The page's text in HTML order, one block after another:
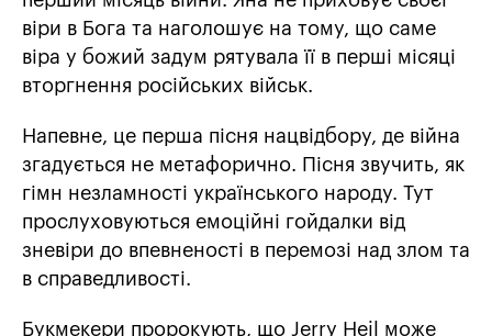
віри в Бога та наголошує на тому, що саме
віра у божий задум рятувала її в перші місяці
вторгнення російських військ.
Напевне, це перша пісня нацвідбору, де війна
згадується не метафорично. Пісня звучить, як
гімн незламності українського народу. Тут
прослуховуються емоційні гойдалки від
зневіри до впевненості в перемозі над злом та
в справедливості.
Букмекери пророкують, що Jerry Heil може